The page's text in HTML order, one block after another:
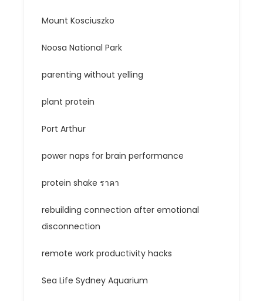
Mount Kosciuszko
Noosa National Park
parenting without yelling
plant protein
Port Arthur
power naps for brain performance
protein shake ราคา
rebuilding connection after emotional
disconnection
remote work productivity hacks
Sea Life Sydney Aquarium